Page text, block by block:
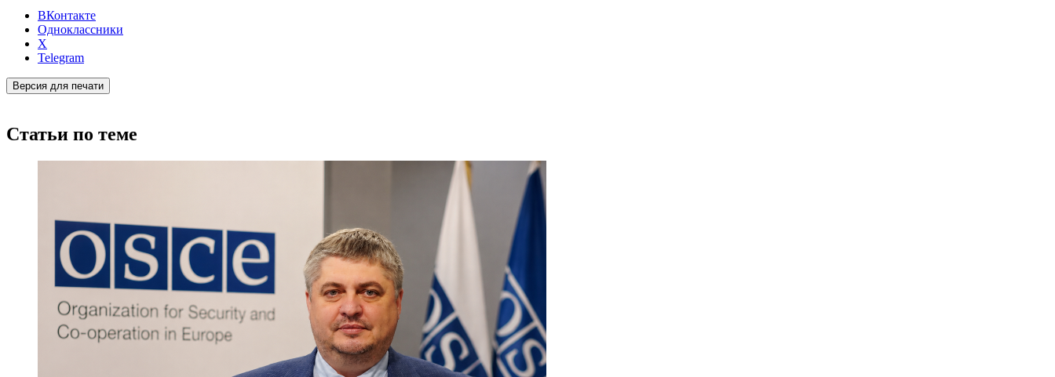
ВКонтакте
Одноклассники
X
Telegram
Версия для печати
Статьи по теме